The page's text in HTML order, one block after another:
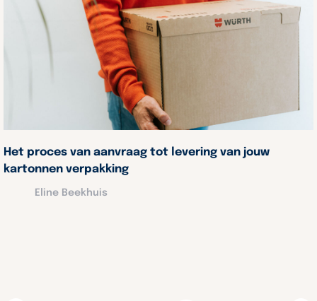
Het proces van aanvraag tot levering van jouw
kartonnen verpakking
Eline Beekhuis